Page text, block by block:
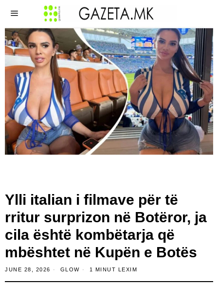
Ylli italian i filmave për të
rritur surprizon në Botëror, ja
cila është kombëtarja që
mbështet në Kupën e Botës
JUNE 28, 2026 GLOW 1 MINUT LEXIM